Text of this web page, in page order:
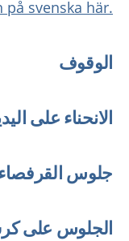
.Läs texten på svenska här
الوقوف
الانحناء على
جلوس
الجلوس على